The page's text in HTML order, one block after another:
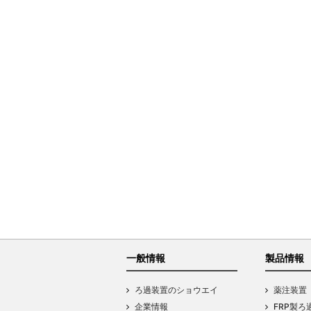
一般情報
ろ過装置のショウエイ
企業情報
製品情報
薬注装置
FRP製ろ